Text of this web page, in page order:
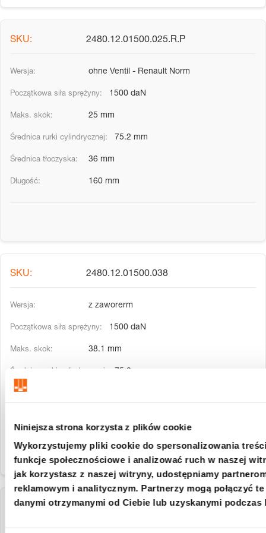
Niniejsza strona korzysta z plików cookie
Wykorzystujemy pliki cookie do spersonalizowania
funkcje społecznościowe i analizować ruch w naszej
jak korzystasz z naszej witryny, udostępniamy
reklamowym i analitycznym. Partnerzy mogą połączyć
danymi otrzymanymi od Ciebie lub uzyskanymi podczas
2480.12.01500.025.R.P
ohne Ventil - Renault Norm
1500 daN
25 mm
75.2 mm
36 mm
160 mm
2480.12.01500.038
z zaworerm
1500 daN
38.1 mm
2480.12.01500.038.P